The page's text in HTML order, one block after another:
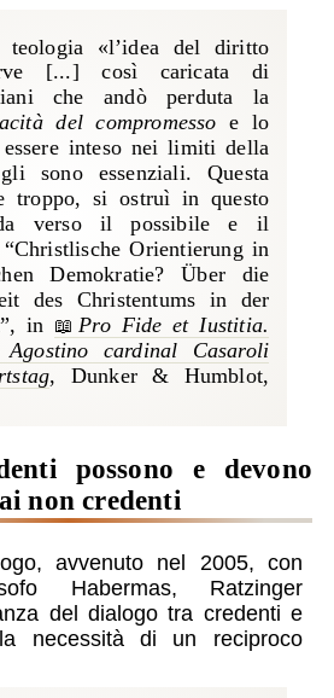
«l’idea del diritto
[...] così caricata di
che andò perduta la
del compromesso e lo
inteso nei limiti della
sono essenziali. Questa
troppo, si ostruì in questo
verso il possibile e il
Orientierung in
Demokratie? Über die
des Christentums in der
in
Pro Fide et Iustitia.
cardinal Casaroli
, Dunker & Humblot,
non credenti
avvenuto nel 2005, con
Habermas, Ratzinger
del dialogo tra credenti e
necessità di un reciproco